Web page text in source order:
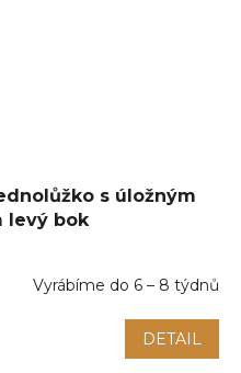
s úložným
levý bok
Vyrábíme do 6 – 8 týdnů
DETAIL